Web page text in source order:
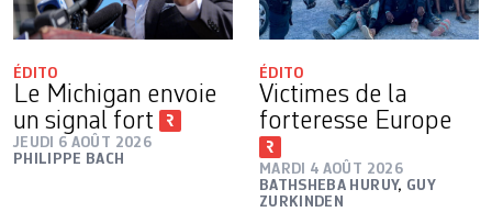
ÉDITO
Le Michigan envoie
un signal fort
JEUDI 6 AOÛT 2026
PHILIPPE BACH
ÉDITO
Victimes de la
forteresse Europe
MARDI 4 AOÛT 2026
BATHSHEBA HURUY, GUY
ZURKINDEN